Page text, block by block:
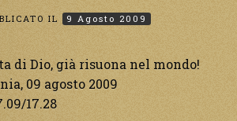
IL 9 Agosto 2009
di Dio, già risuona nel mondo!
09 agosto 2009
17.28